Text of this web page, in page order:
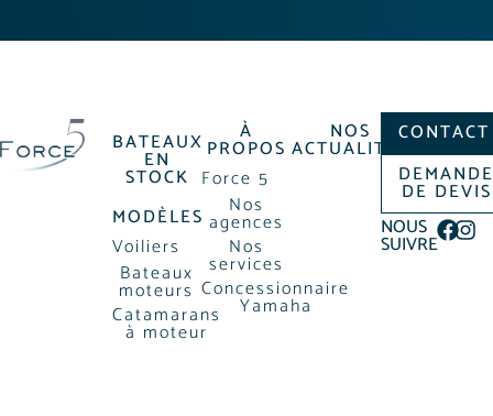
BATEAUX
EN
STOCK
MODÈLES
Voiliers
Bateaux
moteurs
Catamarans
à moteur
À
PROPOS
Force 5
Nos
agences
Nos
services
Concessionnaire
Yamaha
NOS
ACTUALITÉS
CONTACT
DE DEVIS
NOUS
SUIVRE